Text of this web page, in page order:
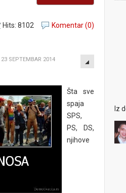
Komentar (0)
Hits: 8102
EMPTY
23 SEPTEMBAR 2014
Šta sve
spaja
SPS,
PS, DS,
njihove
Iz